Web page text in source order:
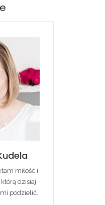
miłość i
dzisiaj
podzielić.